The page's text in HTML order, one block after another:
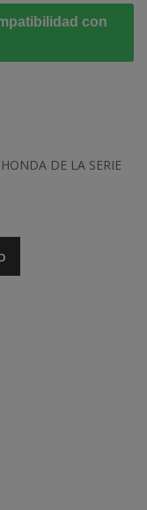
con
DE LA SERIE